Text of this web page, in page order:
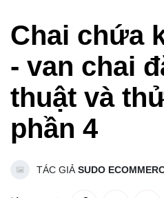
Chai chứa
- van chai
thuật và
phần 4
TÁC GIẢ SUDO